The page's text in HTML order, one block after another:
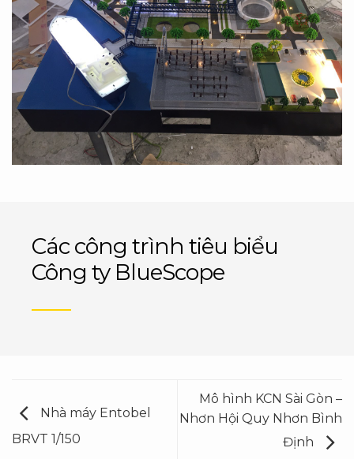
Các công trình tiêu biểu
Công ty BlueScope
Nhà máy Entobel
BRVT 1/150
Mô hình KCN Sài Gòn –
Nhơn Hội Quy Nhơn Bình
Định